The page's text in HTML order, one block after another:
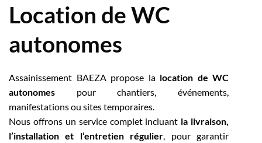
Location de WC
autonomes
Assainissement BAEZA propose la location de WC
autonomes pour chantiers, événements,
manifestations ou sites temporaires.
Nous offrons un service complet incluant la livraison,
l’installation et l’entretien régulier , pour garantir